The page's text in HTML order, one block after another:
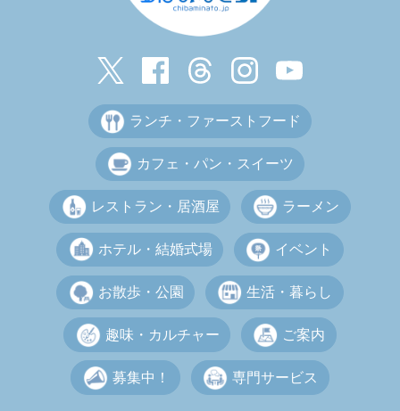
ランチ・ファーストフード
カフェ・パン・スイーツ
レストラン・居酒屋 ラーメン
ホテル・結婚式場 イベント
お散歩・公園 生活・暮らし
趣味・カルチャー ご案内
募集中！ 専門サービス